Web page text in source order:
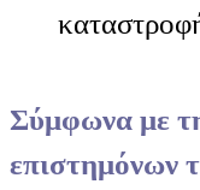
Σύμφωνα με
επιστημόνων